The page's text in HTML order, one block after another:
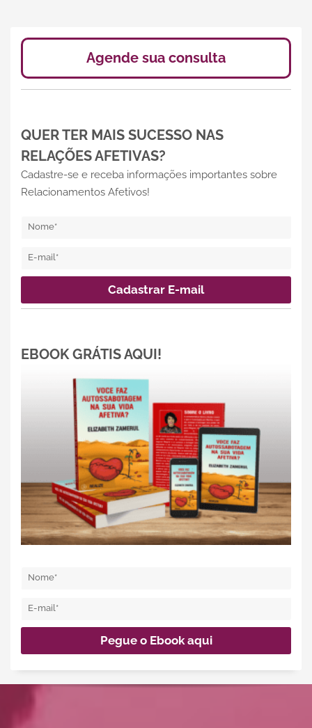
Agende sua consulta
QUER TER MAIS SUCESSO NAS
RELAÇÕES AFETIVAS?
Cadastre-se e receba informações importantes sobre
Relacionamentos Afetivos!
EBOOK GRÁTIS AQUI!